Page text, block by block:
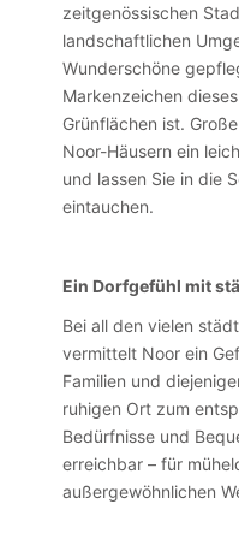
zeitgenössischen
landschaftlichen
Wunderschöne
Markenzeichen
Grünflächen ist.
Noor-Häusern ein
und lassen Sie in die
eintauchen.
Ein Dorfgefühl mit
Bei all den vielen
vermittelt Noor ein
Familien und
ruhigen Ort zum
Bedürfnisse und
erreichbar – für
außergewöhnlichen